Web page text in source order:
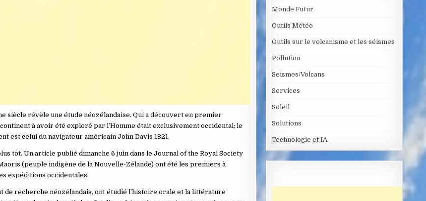
siècle révèle une étude néozélandaise. Qui a découvert en premier
à avoir été exploré par l’Homme était exclusivement occidental; le
est celui du navigateur américain John Davis 1821.
tôt. Un article publié dimanche 6 juin dans le Journal of the Royal Society
(peuple indigène de la Nouvelle-Zélande) ont été les premiers à
expéditions occidentales.
de recherche néozélandais, ont étudié l’histoire orale et la littérature
Monde Futur
Outils Météo
Outils sur le volcanisme et les séismes
Pollution
Seismes/Volcans
Services
Soleil
Solutions
Technologie et IA